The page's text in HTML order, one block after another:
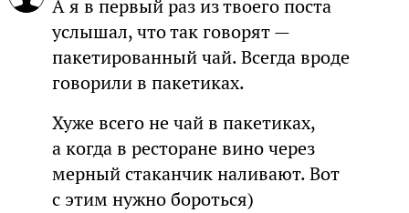
А я в первый раз из твоего поста
услышал, что так говорят —
пакетированный чай. Всегда вроде
говорили в пакетиках.
Хуже всего не чай в пакетиках,
а когда в ресторане вино через
мерный стаканчик наливают. Вот
с этим нужно бороться)